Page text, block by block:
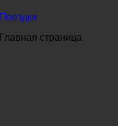
Поездки
Главная страница